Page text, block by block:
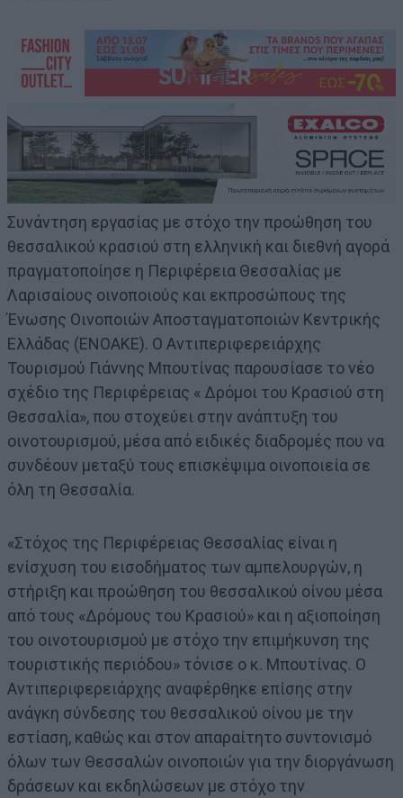
Συνάντηση εργασίας με στόχο την προώθηση του
θεσσαλικού κρασιού στη ελληνική και διεθνή αγορά
πραγματοποίησε η Περιφέρεια Θεσσαλίας με
Λαρισαίους οινοποιούς και εκπροσώπους της
Ένωσης Οινοποιών Αποσταγματοποιών Κεντρικής
Ελλάδας (ΕΝΟΑΚΕ). O Αντιπεριφερειάρχης
Τουρισμού Γιάννης Μπουτίνας παρουσίασε το νέο
σχέδιο της Περιφέρειας « Δρόμοι του Κρασιού στη
Θεσσαλία», που στοχεύει στην ανάπτυξη του
οινοτουρισμού, μέσα από ειδικές διαδρομές που να
συνδέουν μεταξύ τους επισκέψιμα οινοποιεία σε
όλη τη Θεσσαλία.
«Στόχος της Περιφέρειας Θεσσαλίας είναι η
ενίσχυση του εισοδήματος των αμπελουργών, η
στήριξη και προώθηση του θεσσαλικού οίνου μέσα
από τους «Δρόμους του Κρασιού» και η αξιοποίηση
του οινοτουρισμού με στόχο την επιμήκυνση της
τουριστικής περιόδου» τόνισε ο κ. Μπουτίνας. Ο
Αντιπεριφερειάρχης αναφέρθηκε επίσης στην
ανάγκη σύνδεσης του θεσσαλικού οίνου με την
εστίαση, καθώς και στον απαραίτητο συντονισμό
όλων των Θεσσαλών οινοποιών για την διοργάνωση
δράσεων και εκδηλώσεων με στόχο την